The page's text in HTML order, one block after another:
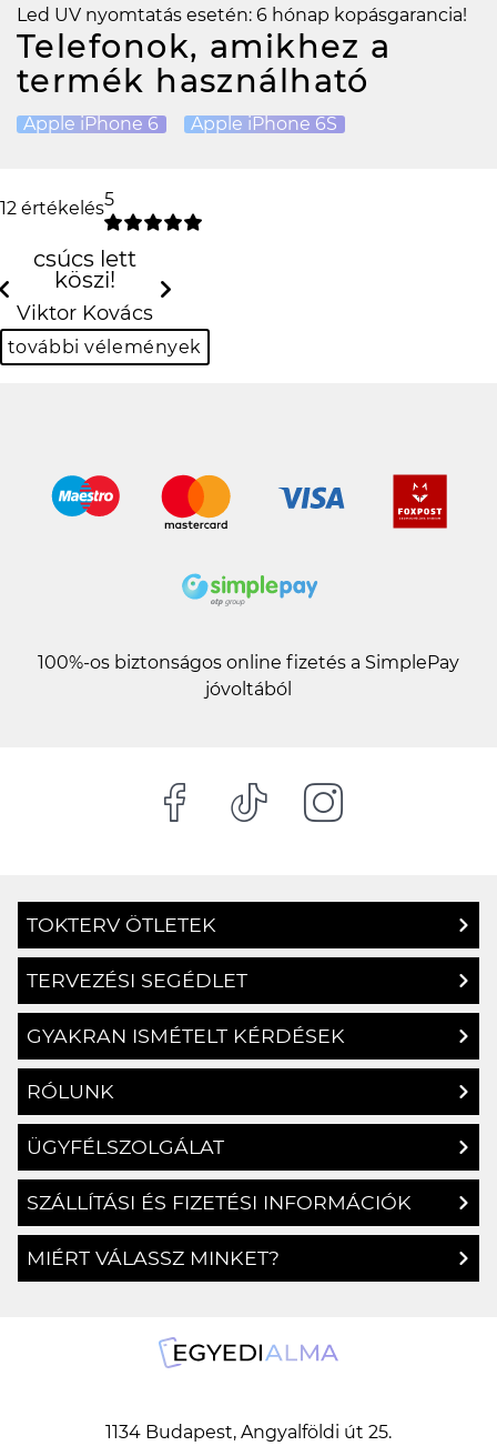
Led UV nyomtatás esetén: 6 hónap kopásgarancia!
Telefonok, amikhez a
termék használható
Apple iPhone 6 Apple iPhone 6S
12 értékelés5
csúcs lett
köszi!
Viktor Kovács
Previous Next
további vélemények
100%-os biztonságos online fizetés a SimplePay
jóvoltából
TOKTERV ÖTLETEK
TERVEZÉSI SEGÉDLET
GYAKRAN ISMÉTELT KÉRDÉSEK
RÓLUNK
ÜGYFÉLSZOLGÁLAT
SZÁLLÍTÁSI ÉS FIZETÉSI INFORMÁCIÓK
MIÉRT VÁLASSZ MINKET?
1134 Budapest, Angyalföldi út 25.